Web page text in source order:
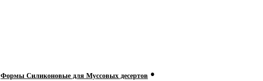
Формы Силиконовые для Муссовых десертов •